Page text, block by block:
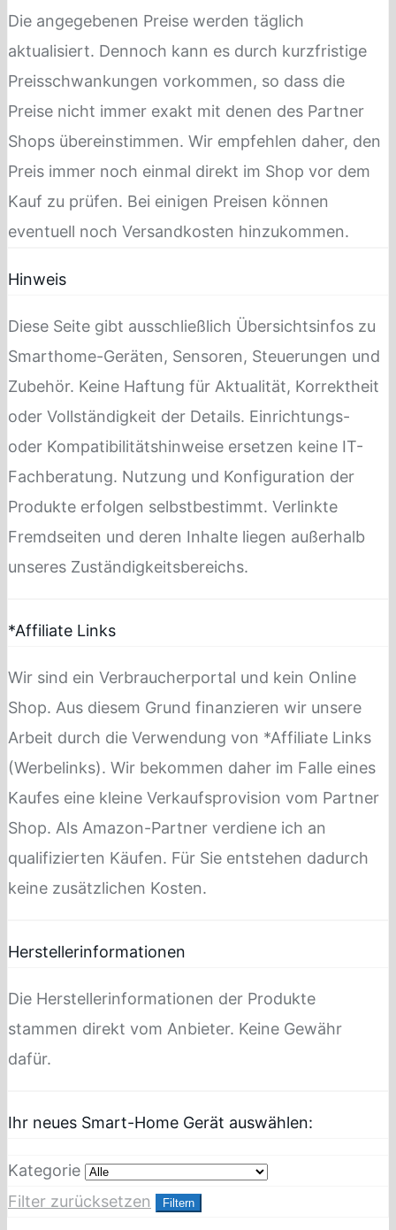
Die angegebenen Preise werden täglich
aktualisiert. Dennoch kann es durch kurzfristige
Preisschwankungen vorkommen, so dass die
Preise nicht immer exakt mit denen des Partner
Shops übereinstimmen. Wir empfehlen daher, den
Preis immer noch einmal direkt im Shop vor dem
Kauf zu prüfen. Bei einigen Preisen können
eventuell noch Versandkosten hinzukommen.
Hinweis
Diese Seite gibt ausschließlich Übersichtsinfos zu
Smarthome-Geräten, Sensoren, Steuerungen und
Zubehör. Keine Haftung für Aktualität, Korrektheit
oder Vollständigkeit der Details. Einrichtungs-
oder Kompatibilitätshinweise ersetzen keine IT-
Fachberatung. Nutzung und Konfiguration der
Produkte erfolgen selbstbestimmt. Verlinkte
Fremdseiten und deren Inhalte liegen außerhalb
unseres Zuständigkeitsbereichs.
*Affiliate Links
Wir sind ein Verbraucherportal und kein Online
Shop. Aus diesem Grund finanzieren wir unsere
Arbeit durch die Verwendung von *Affiliate Links
(Werbelinks). Wir bekommen daher im Falle eines
Kaufes eine kleine Verkaufsprovision vom Partner
Shop. Als Amazon-Partner verdiene ich an
qualifizierten Käufen. Für Sie entstehen dadurch
keine zusätzlichen Kosten.
Herstellerinformationen
Die Herstellerinformationen der Produkte
stammen direkt vom Anbieter. Keine Gewähr
dafür.
Ihr neues Smart-Home Gerät auswählen:
Kategorie
Filter zurücksetzen
Filtern